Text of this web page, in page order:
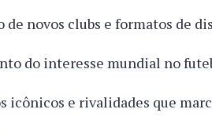
de novos clubs e formatos de
do interesse mundial no
icônicos e rivalidades que